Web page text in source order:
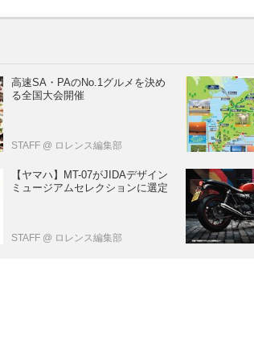
高速SA・PAのNo.1グルメを決め
る全国大会開催
STAFF @ ロレンス編集部
【ヤマハ】MT-07がJIDAデザイン
ミュージアムセレクションに選定
STAFF @ ロレンス編集部